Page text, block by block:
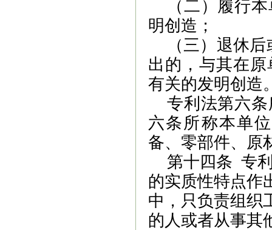
（二）履行
明创造；
（三）退休
出的，与其在
有关的发明创造
专利法第六
六条所称本单
备、零部件、原
第十四条 专
的实质性特点作
中，只负责组织
的人或者从事其